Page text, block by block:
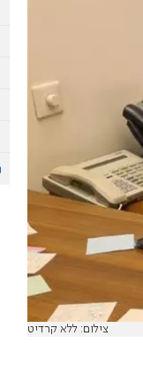
צילום: ללא קרדיט